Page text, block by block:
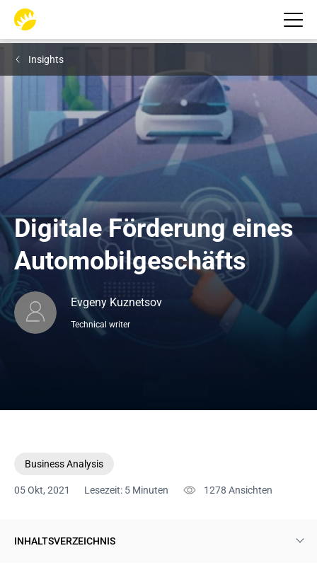
Insights
Digitale Förderung eines
Automobilgeschäfts
Evgeny Kuznetsov
Technical writer
Business Analysis
05 Okt, 2021 Lesezeit: 5 Minuten 1278 Ansichten
INHALTSVERZEICHNIS